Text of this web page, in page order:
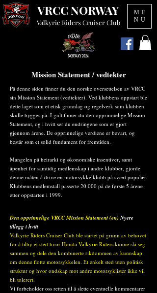
VRCC NORWAY
Valkyrie Riders Cruiser Club
ME
NU
Mission Statement / vedtekter
På denne siden finner du den norske oversettelsen av VRCC
sin Mission Statement (vedtekter). Ved klubbens oppstart ble
dette laget som et etisk grunnlag og regelverk som klubben
skulle bygges på. I gult finner du den oppriinnelige Mission
Statement, og i hvitt ser du endringene som er gjort
gjennom årene. De opprinnelige verdiene er bevart, og
består som et solid fundament for fremtiden.
Mangelen på heirarki og økonomiske insentiver, samt
åpenhet for samtidig medlemskap i andre klubber, gjorde
denne måten å drive en motorsykkelklubb på svært populær.
Klubbens medlemstall passerte 20.000 på de første 5 årene
etter oppstarten i 1999.
Den opprinnelige VRCC Mission Statement (en)Nyere
tillegg i hvitt
Valkyrie Riders Cruiser Club ble startet på grunn av behovet
for å tilby et sted hvor Honda Valkyrie Riders kunne slå seg
sammen og dele den kombinerte rikdommen av kunnskap
om denne flotte motorsykkelen. Et enkelt sted uten politisk
struktur og hvor ondskap mot andre motorsyklister ikke vil
bli tolerert.
Vi forbeholder oss retten til å slette eventuelle kommentarer